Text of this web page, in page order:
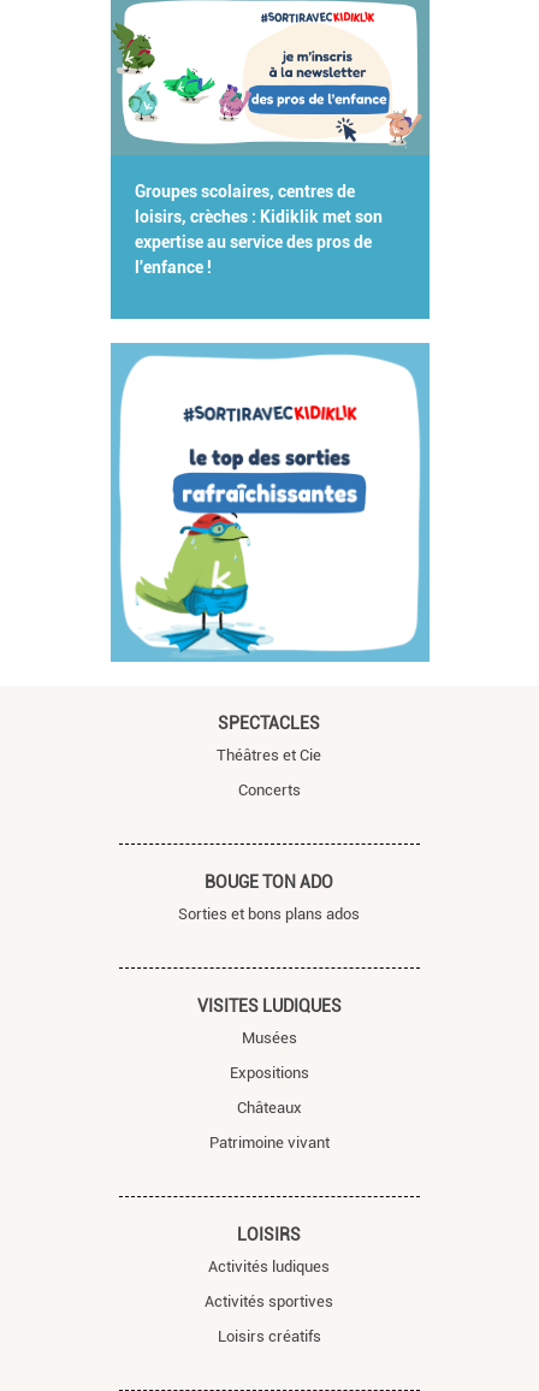
Groupes scolaires, centres de
loisirs, crèches : Kidiklik met son
expertise au service des pros de
l'enfance !
SPECTACLES
Théâtres et Cie
Concerts
BOUGE TON ADO
Sorties et bons plans ados
VISITES LUDIQUES
Musées
Expositions
Châteaux
Patrimoine vivant
LOISIRS
Activités ludiques
Activités sportives
Loisirs créatifs